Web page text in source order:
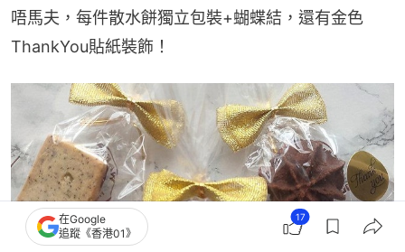
唔馬夫，每件散水餅獨立包裝+蝴蝶結，還有金色
ThankYou貼紙裝飾！
在Google
追蹤《香港01》
17